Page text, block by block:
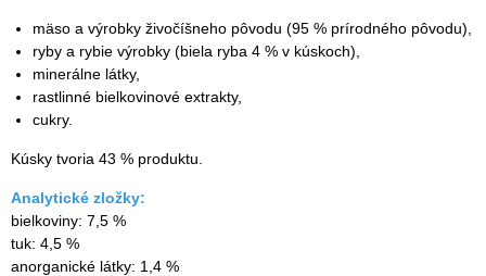
mäso a výrobky živočíšneho pôvodu (95 % prírodného pôvodu),
ryby a rybie výrobky (biela ryba 4 % v kúskoch),
minerálne látky,
rastlinné bielkovinové extrakty,
cukry.
Kúsky tvoria 43 % produktu.
Analytické zložky:
bielkoviny: 7,5 %
tuk: 4,5 %
anorganické látky: 1,4 %